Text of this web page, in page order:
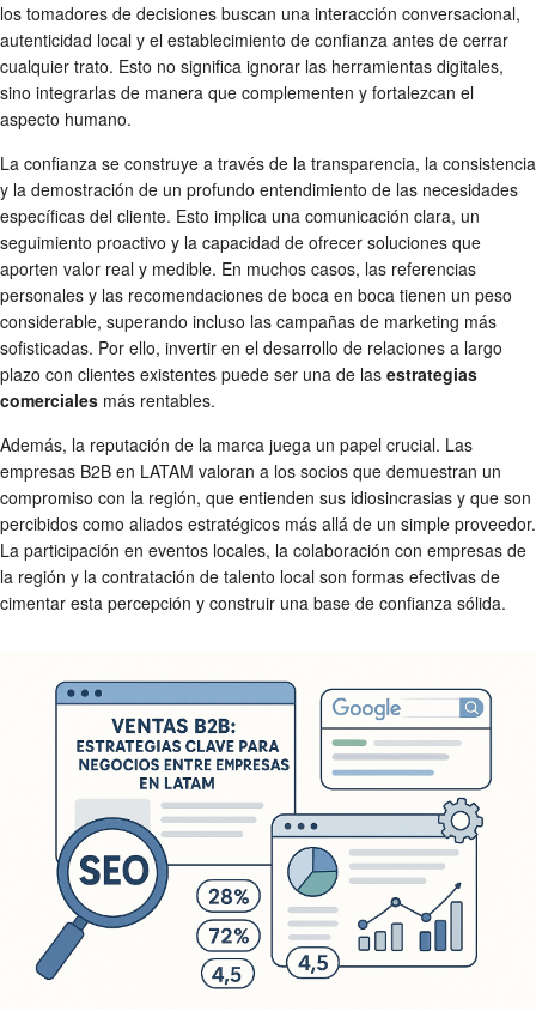
los tomadores de decisiones buscan una interacción conversacional,
autenticidad local y el establecimiento de confianza antes de cerrar
cualquier trato. Esto no significa ignorar las herramientas digitales,
sino integrarlas de manera que complementen y fortalezcan el
aspecto humano.
La confianza se construye a través de la transparencia, la consistencia
y la demostración de un profundo entendimiento de las necesidades
específicas del cliente. Esto implica una comunicación clara, un
seguimiento proactivo y la capacidad de ofrecer soluciones que
aporten valor real y medible. En muchos casos, las referencias
personales y las recomendaciones de boca en boca tienen un peso
considerable, superando incluso las campañas de marketing más
sofisticadas. Por ello, invertir en el desarrollo de relaciones a largo
plazo con clientes existentes puede ser una de las estrategias
comerciales más rentables.
Además, la reputación de la marca juega un papel crucial. Las
empresas B2B en LATAM valoran a los socios que demuestran un
compromiso con la región, que entienden sus idiosincrasias y que son
percibidos como aliados estratégicos más allá de un simple proveedor.
La participación en eventos locales, la colaboración con empresas de
la región y la contratación de talento local son formas efectivas de
cimentar esta percepción y construir una base de confianza sólida.